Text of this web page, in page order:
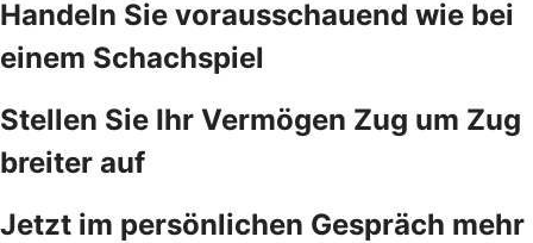
Handeln Sie vorausschauend wie bei
einem Schachspiel
Stellen Sie Ihr Vermögen Zug um Zug
breiter auf
Jetzt im persönlichen Gespräch mehr